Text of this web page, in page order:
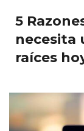
5
necesita
raíces